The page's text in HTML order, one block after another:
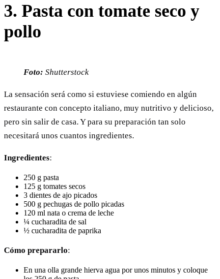
3. Pasta con tomate seco y
pollo
Foto: Shutterstock
La sensación será como si estuviese comiendo en algún
restaurante con concepto italiano, muy nutritivo y delicioso,
pero sin salir de casa. Y para su preparación tan solo
necesitará unos cuantos ingredientes.
Ingredientes:
250 g pasta
125 g tomates secos
3 dientes de ajo picados
500 g pechugas de pollo picadas
120 ml nata o crema de leche
¼ cucharadita de sal
½ cucharadita de paprika
Cómo prepararlo:
En una olla grande hierva agua por unos minutos y coloque